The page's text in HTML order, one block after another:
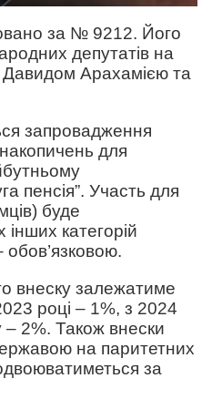
за № 9212. Його
депутатів на
Давидом Арахамією та
запровадження
для
пенсія”. Участь для
буде
категорій
обов’язковою.
внеску залежатиме
році – 1%, з 2024
– 2%. Також внески
на паритетних
за